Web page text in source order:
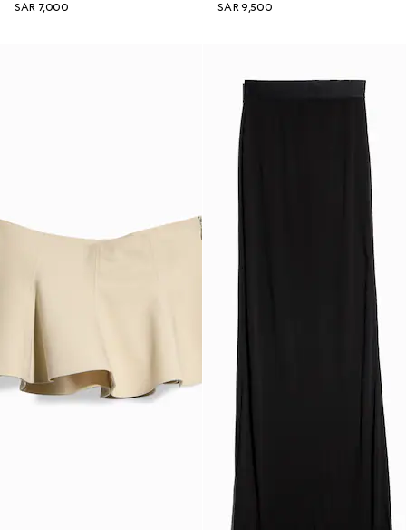
SAR 7,000
SAR 9,500